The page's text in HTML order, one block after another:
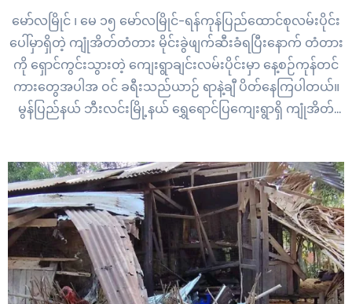
မော်လမြိုင် ၊ မေ ၁၅ မော်လမြိုင်-ရန်ကုန်ပြည်ထောင်စုလမ်းပိုင်း
ပေါ်မှာရှိတဲ့ ကျုံအိတ်တံတား မိုင်းခွဲဖျက်ဆီးခံရပြီးနောက် တံတား
ကို ရှောင်ကွင်းသွားတဲ့ ကျေးရွာချင်းလမ်းပိုင်းမှာ နေ့စဉ်ကုန်တင်
ကားတွေအပါအ ဝင် ခရီးသည်ယာဉ် ရာနဲ့ချီ ပိတ်နေကြပါတယ်။
မွန်ပြည်နယ် ဘီးလင်းမြို့နယ် ရွှေရောင်ပြကျေးရွာရှိ ကျုံအိတ်
အ ဝင်…